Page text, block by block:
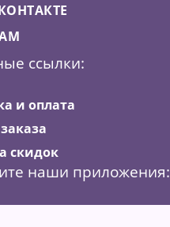
ссылки:
и оплата
скидок
наши приложения: